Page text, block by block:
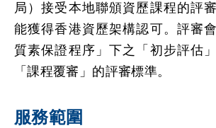
局）接受本地聯頒資歷課程的評
能獲得香港資歷架構認可。評審
質素保證程序」下之「初步評估
「課程覆審」的評審標準。
服務範圍